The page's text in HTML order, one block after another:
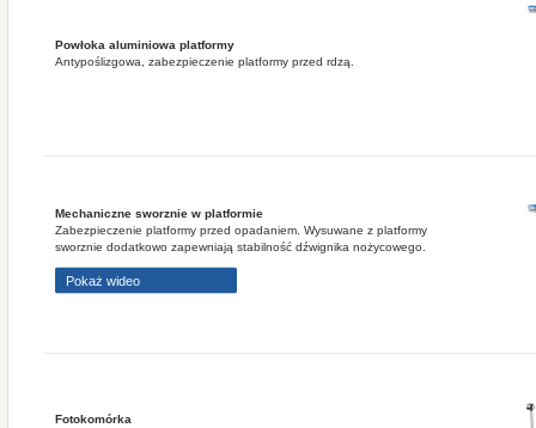
Powłoka aluminiowa platformy
Antypoślizgowa, zabezpieczenie platformy przed rdzą.
Mechaniczne sworznie w platformie
Zabezpieczenie platformy przed opadaniem. Wysuwane z platformy
sworznie dodatkowo zapewniają stabilność dźwignika nożycowego.
Pokaż wideo
Fotokomórka